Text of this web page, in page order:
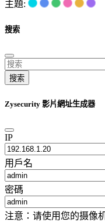
主題:
搜索
搜索
Zysecurity 影片網址生成器
IP
用戶名
密碼
注意：请使用您的摄像